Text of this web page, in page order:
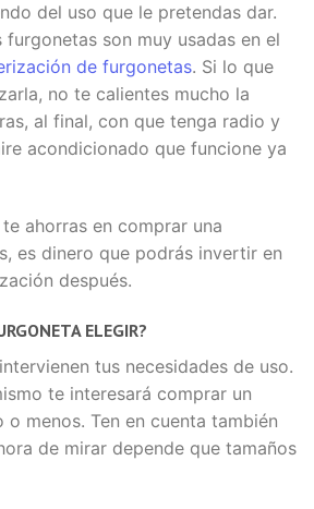
del uso que le pretendas dar.
furgonetas son muy usadas en el
de furgonetas. Si lo que
no te calientes mucho la
al final, con que tenga radio y
acondicionado que funcione ya
ahorras en comprar una
es dinero que podrás invertir en
después.
ELEGIR?
tus necesidades de uso.
te interesará comprar un
o menos. Ten en cuenta también
de mirar depende que tamaños